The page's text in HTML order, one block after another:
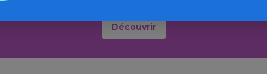
Découvrir